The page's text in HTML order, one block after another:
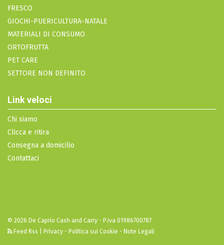
FRESCO
GIOCHI-PUERICULTURA-NATALE
MATERIALI DI CONSUMO
ORTOFRUTTA
PET CARE
SETTORE NON DEFINITO
Link veloci
Chi siamo
Clicca e ritira
Consegna a domicilio
Contattaci
© 2026 De Caprio Cash and Carry - P.iva 01986700787
Feed Rss
Privacy - Politica sui Cookie - Note Legali